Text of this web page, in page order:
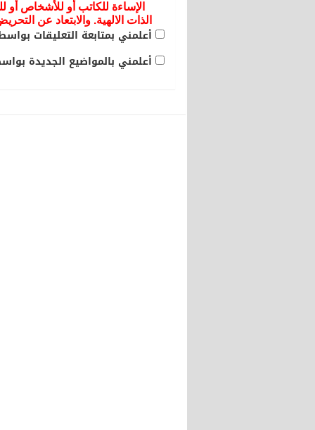
الإساءة للكاتب أو للأشخاص أو
الذات الالهية. والابتعاد عن
أعلمني بمتابعة التعليقات
أعلمني بالمواضيع الجديدة